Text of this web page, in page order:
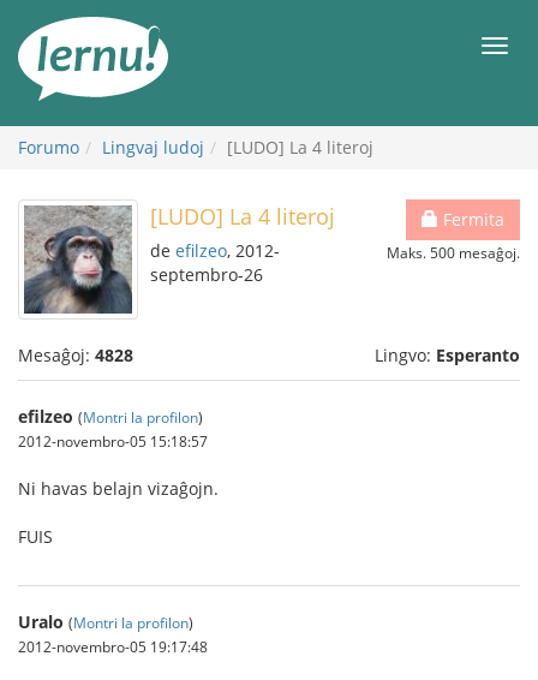
enhavo
Forumo Lingvaj ludoj [LUDO] La 4 literoj
Fermita
Maks. 500 mesaĝoj.
[LUDO] La 4 literoj
de efilzeo, 2012-
septembro-26
Mesaĝoj: 4828 Lingvo: Esperanto
efilzeo (Montri la profilon)
2012-novembro-05 15:18:57
Ni havas belajn vizaĝojn.
FUIS
Uralo (Montri la profilon)
2012-novembro-05 19:17:48